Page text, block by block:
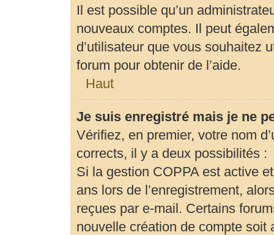
Il est possible qu’un
nouveaux comptes. Il peut
d’utilisateur que vous souhaitez
forum pour obtenir de l’aide.
Haut
Je suis enregistré mais je ne
Vérifiez, en premier, votre nom
corrects, il y a deux possibilités :
Si la gestion COPPA est active
ans lors de l’enregistrement,
reçues par e-mail. Certains
nouvelle création de compte soit